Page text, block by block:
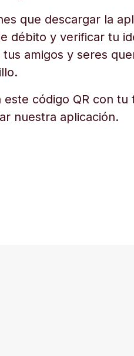
que descargar la
débito y verificar tu
tus amigos y seres
este código QR con
nuestra aplicación.